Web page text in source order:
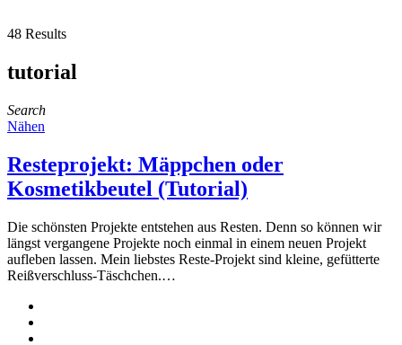
48 Results
tutorial
Search
Nähen
Resteprojekt: Mäppchen oder
Kosmetikbeutel (Tutorial)
Die schönsten Projekte entstehen aus Resten. Denn so können wir
längst vergangene Projekte noch einmal in einem neuen Projekt
aufleben lassen. Mein liebstes Reste-Projekt sind kleine, gefütterte
Reißverschluss-Täschchen.…